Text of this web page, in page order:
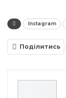
Instagram
Поділитись